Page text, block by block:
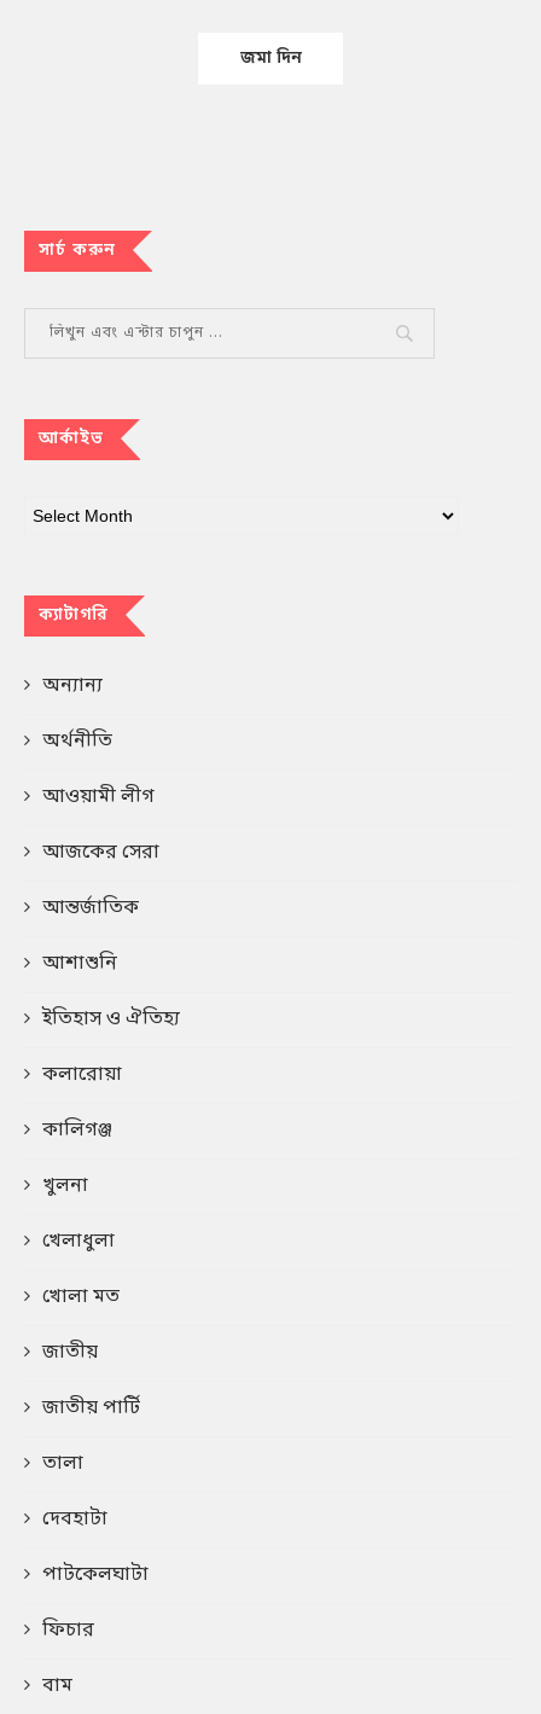
সার্চ করুন
আর্কাইভ
ক্যাটাগরি
অন্যান্য
অর্থনীতি
আওয়ামী লীগ
আজকের সেরা
আন্তর্জাতিক
আশাশুনি
ইতিহাস ও ঐতিহ্য
কলারোয়া
কালিগঞ্জ
খুলনা
খেলাধুলা
খোলা মত
জাতীয়
জাতীয় পার্টি
তালা
দেবহাটা
পাটকেলঘাটা
ফিচার
বাম